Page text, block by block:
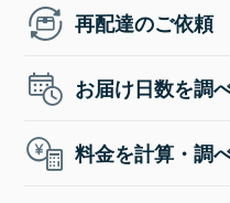
再配達のご依頼
お届け日数を調
料金を計算・調